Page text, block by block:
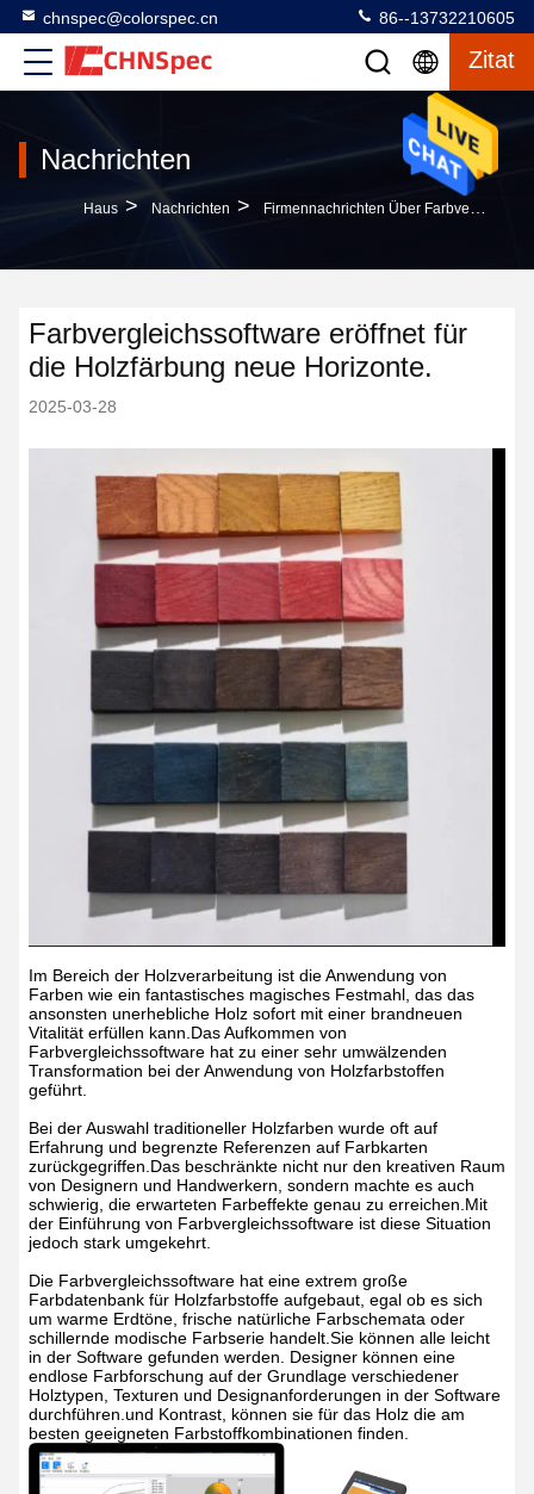
chnspec@colorspec.cn 86--13732210605
Zitat
Nachrichten
Haus > Nachrichten > Firmennachrichten Über Farbvergleichssoftware Eröffnet Für Die Holzfärbung Neue Horizonte.
Farbvergleichssoftware eröffnet für
die Holzfärbung neue Horizonte.
2025-03-28
Im Bereich der Holzverarbeitung ist die Anwendung von
Farben wie ein fantastisches magisches Festmahl, das das
ansonsten unerhebliche Holz sofort mit einer brandneuen
Vitalität erfüllen kann.Das Aufkommen von
Farbvergleichssoftware hat zu einer sehr umwälzenden
Transformation bei der Anwendung von Holzfarbstoffen
geführt.
Bei der Auswahl traditioneller Holzfarben wurde oft auf
Erfahrung und begrenzte Referenzen auf Farbkarten
zurückgegriffen.Das beschränkte nicht nur den kreativen Raum
von Designern und Handwerkern, sondern machte es auch
schwierig, die erwarteten Farbeffekte genau zu erreichen.Mit
der Einführung von Farbvergleichssoftware ist diese Situation
jedoch stark umgekehrt.
Die Farbvergleichssoftware hat eine extrem große
Farbdatenbank für Holzfarbstoffe aufgebaut, egal ob es sich
um warme Erdtöne, frische natürliche Farbschemata oder
schillernde modische Farbserie handelt.Sie können alle leicht
in der Software gefunden werden. Designer können eine
endlose Farbforschung auf der Grundlage verschiedener
Holztypen, Texturen und Designanforderungen in der Software
durchführen.und Kontrast, können sie für das Holz die am
besten geeigneten Farbstoffkombinationen finden.